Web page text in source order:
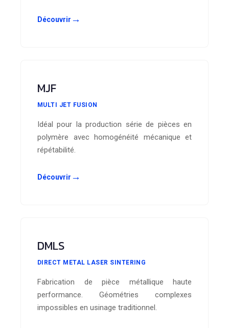
Découvrir →
MJF
MULTI JET FUSION
Idéal pour la production série de pièces en
polymère avec homogénéité mécanique et
répétabilité.
Découvrir →
DMLS
DIRECT METAL LASER SINTERING
Fabrication de pièce métallique haute
performance. Géométries complexes
impossibles en usinage traditionnel.